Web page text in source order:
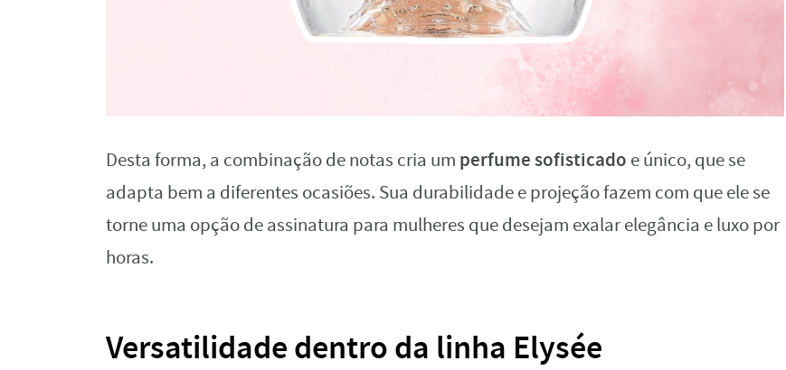
Desta forma, a combinação de notas cria um perfume sofisticado e único, que se
adapta bem a diferentes ocasiões. Sua durabilidade e projeção fazem com que ele se
torne uma opção de assinatura para mulheres que desejam exalar elegância e luxo por
horas.
Versatilidade dentro da linha Elysée